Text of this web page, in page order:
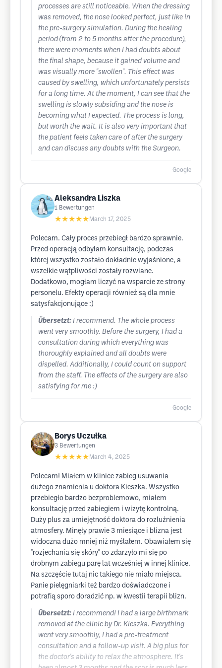
processes are still noticeable. When the dressing
was removed, the nose looked perfect, just like in
the pre-surgery simulation. During the healing
period (from 2 to 5 months after the procedure),
there were moments when I had doubts about
the final shape, because it gained volume and
was visually more "swollen". This effect was
caused by swelling, which unfortunately persists
for a long time. At the moment, I can see that the
swelling is slowly subsiding and the nose is
becoming what I expected. The process is long,
but worth the wait. It is also very important that
the patient feels taken care of after the surgery
and can discuss any doubts with the Surgeon.
Google
Aleksandra Liszka
1 Bewertungen
★★★★★ March 17, 2025
Polecam. Cały proces przebiegł bardzo sprawnie.
Przed operacją odbyłam konsultację, podczas
której wszystko zostało dokładnie wyjaśnione, a
wszelkie wątpliwości zostały rozwiane.
Dodatkowo, mogłam liczyć na wsparcie ze strony
personelu. Efekty operacji również są dla mnie
satysfakcjonujące :)
Übersetzt: I recommend. The whole process
went very smoothly. Before the surgery, I had a
consultation during which everything was
thoroughly explained and all doubts were
dispelled. Additionally, I could count on support
from the staff. The effects of the surgery are also
satisfying for me :)
Google
Borys Uczułka
3 Bewertungen
★★★★★ March 4, 2025
Polecam! Miałem w klinice zabieg usuwania
dużego znamienia u doktora Kieszka. Wszystko
przebiegło bardzo bezproblemowo, miałem
konsultację przed zabiegiem i wizytę kontrolną.
Duży plus za umiejętność doktora do rozluźnienia
atmosfery. Minęły prawie 3 miesiące i blizna jest
widoczna dużo mniej niż myślałem. Obawiałem się
"rozjechania się skóry" co zdarzyło mi się po
drobnym zabiegu parę lat wcześniej w innej klinice.
Na szczęście tutaj nic takiego nie miało miejsca.
Panie pielęgniarki też bardzo doświadczone i
potrafią sporo doradzić np. w kwestii terapii blizn.
Übersetzt: I recommend! I had a large birthmark
removed at the clinic by Dr. Kieszka. Everything
went very smoothly, I had a pre-treatment
consultation and a follow-up visit. A big plus for
the doctor's ability to relax the atmosphere. It's